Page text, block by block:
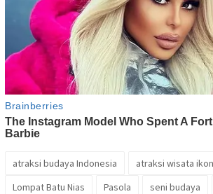
atraksi budaya Indonesia atraksi wisata
Lompat Batu Nias
Pasola seni budaya